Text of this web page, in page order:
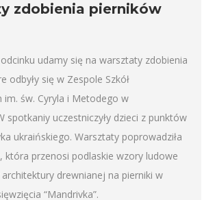
zdobienia pierników
udamy się na warsztaty zdobienia
odbyły się w Zespole Szkół
im. św. Cyryla i Metodego w
spotkaniy uczestniczyły dzieci z punktów
ukraińskiego. Warsztaty poprowadziła
która przenosi podlaskie wzory ludowe
drewnianej na pierniki w
“Mandrivka”.